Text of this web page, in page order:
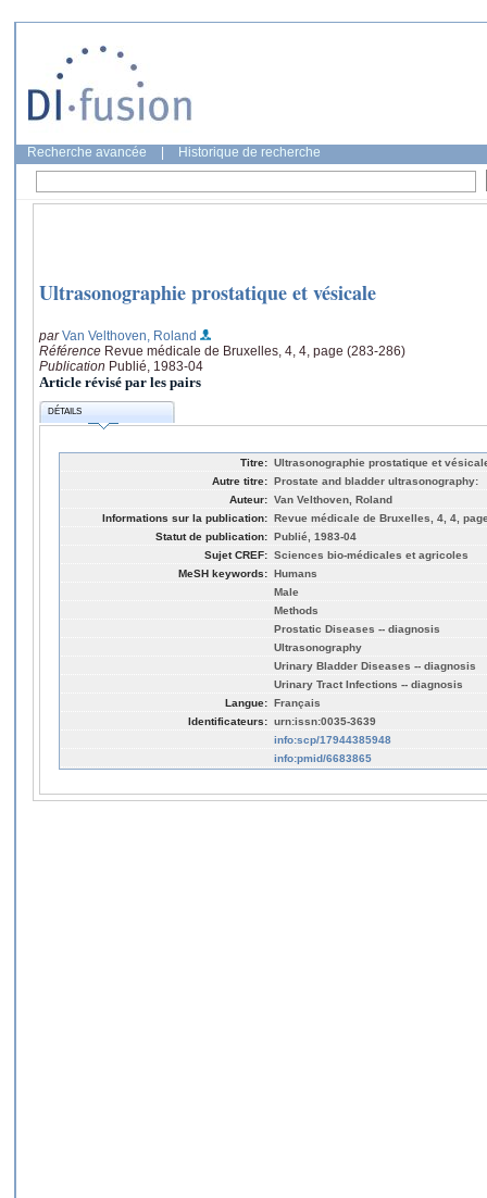
Recherche avancée Historique de recherche
Ultrasonographie prostatique et vésicale
parVan Velthoven, Roland
Référence Revue médicale de Bruxelles, 4, 4, page (283-286)
Publication Publié, 1983-04
Article révisé par les pairs
DÉTAILS
Titre: Ultrasonographie prostatique et
Autre titre: Prostate and bladder ultrasonography:
Auteur: Van Velthoven, Roland
Informations sur la publication: Revue médicale de Bruxelles, 4, 4,
Statut de publication: Publié, 1983-04
Sujet CREF: Sciences bio-médicales et agricoles
MeSH keywords: Humans
Male
Methods
Prostatic Diseases -- diagnosis
Ultrasonography
Urinary Bladder Diseases -- diagnosis
Urinary Tract Infections -- diagnosis
Langue: Français
Identificateurs: urn:issn:0035-3639
info:scp/17944385948
info:pmid/6683865